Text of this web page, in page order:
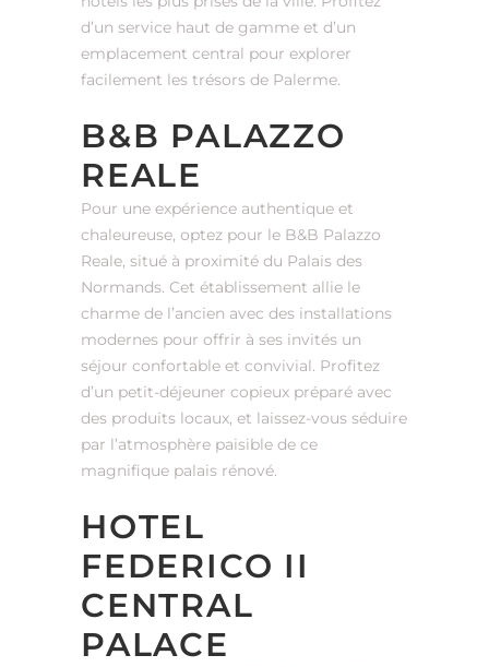
d’un service haut de gamme et d’un
emplacement central pour explorer
facilement les trésors de Palerme.
B&B PALAZZO
REALE
Pour une expérience authentique et
chaleureuse, optez pour le B&B Palazzo
Reale, situé à proximité du Palais des
Normands. Cet établissement allie le
charme de l’ancien avec des installations
modernes pour offrir à ses invités un
séjour confortable et convivial. Profitez
d’un petit-déjeuner copieux préparé avec
des produits locaux, et laissez-vous séduire
par l’atmosphère paisible de ce
magnifique palais rénové.
HOTEL
FEDERICO II
CENTRAL
PALACE